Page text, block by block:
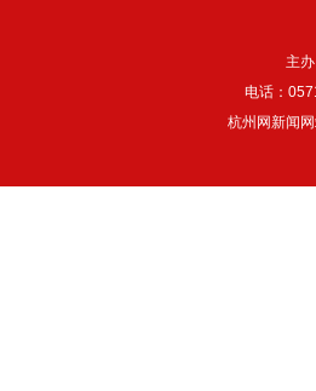
主
电话：
杭州网新闻